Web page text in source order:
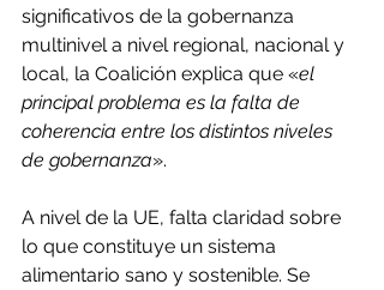
significativos de la gobernanza
multinivel a nivel regional, nacional y
local, la Coalición explica que «el
principal problema es la falta de
coherencia entre los distintos niveles
de gobernanza».
A nivel de la UE, falta claridad sobre
lo que constituye un sistema
alimentario sano y sostenible. Se